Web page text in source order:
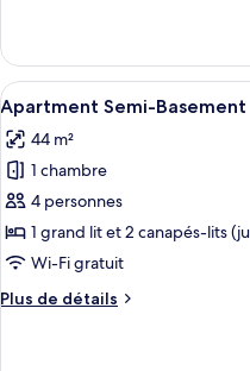
vue
sur
la
mer
Chambre
Standard
double,
vue
sur
la
mer
Afficher
toutes
les
photos
pour
ce
type
chambre :
14
Apartment Semi-Basement
44 m²
1 chambre
4 personnes
1 grand lit et 2 canapés-lits
Wi-Fi gratuit
Plus de détails
Plus